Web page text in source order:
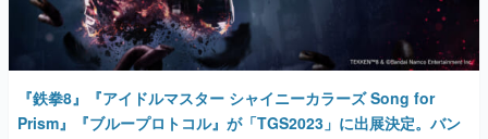
『鉄拳8』『アイドルマスター シャイニーカラーズ Song for
Prism』『ブループロトコル』が「TGS2023」に出展決定。バン